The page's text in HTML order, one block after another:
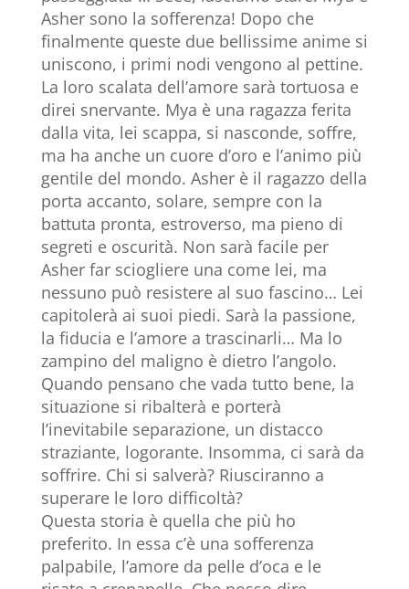
Asher sono la sofferenza! Dopo che
finalmente queste due bellissime anime si
uniscono, i primi nodi vengono al pettine.
La loro scalata dell’amore sarà tortuosa e
direi snervante. Mya è una ragazza ferita
dalla vita, lei scappa, si nasconde, soffre,
ma ha anche un cuore d’oro e l’animo più
gentile del mondo. Asher è il ragazzo della
porta accanto, solare, sempre con la
battuta pronta, estroverso, ma pieno di
segreti e oscurità. Non sarà facile per
Asher far sciogliere una come lei, ma
nessuno può resistere al suo fascino… Lei
capitolerà ai suoi piedi. Sarà la passione,
la fiducia e l’amore a trascinarli… Ma lo
zampino del maligno è dietro l’angolo.
Quando pensano che vada tutto bene, la
situazione si ribalterà e porterà
l’inevitabile separazione, un distacco
straziante, logorante. Insomma, ci sarà da
soffrire. Chi si salverà? Riusciranno a
superare le loro difficoltà?
Questa storia è quella che più ho
preferito. In essa c’è una sofferenza
palpabile, l’amore da pelle d’oca e le